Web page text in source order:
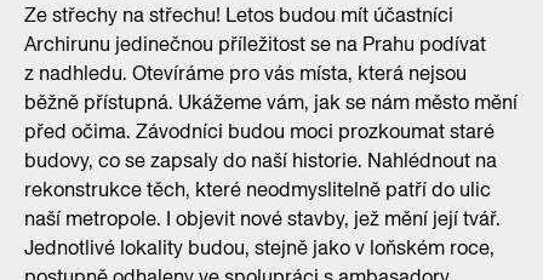
Ze střechy na střechu! Letos budou mít účastníci
Archirunu jedinečnou příležitost se na Prahu podívat
z nadhledu. Otevíráme pro vás místa, která nejsou
běžně přístupná. Ukážeme vám, jak se nám město mění
před očima. Závodníci budou moci prozkoumat staré
budovy, co se zapsaly do naší historie. Nahlédnout na
rekonstrukce těch, které neodmyslitelně patří do ulic
naší metropole. I objevit nové stavby, jež mění její tvář.
Jednotlivé lokality budou, stejně jako v loňském roce,